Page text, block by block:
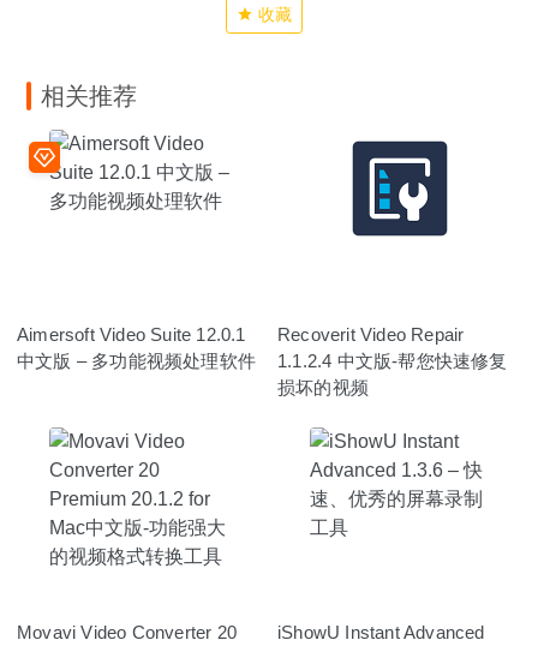
收藏
相关推荐
Aimersoft Video Suite 12.0.1
中文版 – 多功能视频处理软件
Recoverit Video Repair
1.1.2.4 中文版-帮您快速修复
损坏的视频
Movavi Video Converter 20
iShowU Instant Advanced